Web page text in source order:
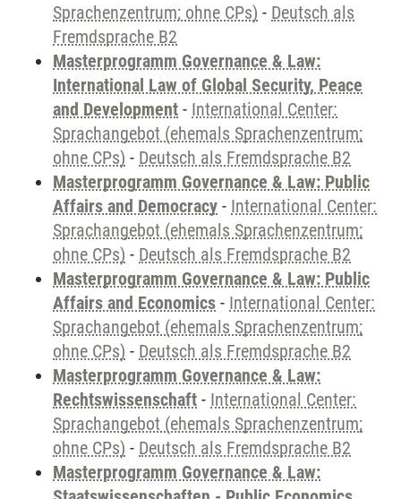
Sprachenzentrum; ohne CPs) - Deutsch als
Fremdsprache B2
Masterprogramm Governance & Law:
International Law of Global Security, Peace
and Development - International Center:
Sprachangebot (ehemals Sprachenzentrum;
ohne CPs) - Deutsch als Fremdsprache B2
Masterprogramm Governance & Law: Public
Affairs and Democracy - International Center:
Sprachangebot (ehemals Sprachenzentrum;
ohne CPs) - Deutsch als Fremdsprache B2
Masterprogramm Governance & Law: Public
Affairs and Economics - International Center:
Sprachangebot (ehemals Sprachenzentrum;
ohne CPs) - Deutsch als Fremdsprache B2
Masterprogramm Governance & Law:
Rechtswissenschaft - International Center:
Sprachangebot (ehemals Sprachenzentrum;
ohne CPs) - Deutsch als Fremdsprache B2
Masterprogramm Governance & Law: